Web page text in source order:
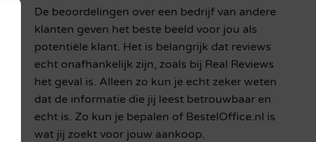
De beoordelingen over een bedrijf van andere
klanten geven het beste beeld voor jou als
potentiële klant. Het is belangrijk dat reviews
echt onafhankelijk zijn, zoals bij Real Reviews
het geval is. Alleen zo kun je echt zeker weten
dat de informatie die jij leest betrouwbaar en
echt is. Zo kun je bepalen of BestelOffice.nl is
wat jij zoekt voor jouw aankoop.